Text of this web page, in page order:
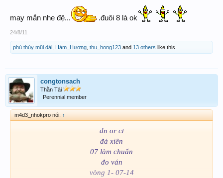
AB-XC : 188- 881 - 953- 518 - 359
Chúc ace big win
may mắn nhe đệ... .đuôi 8 là ok
24/8/11
phù thủy mũi dài Hàm_Hương thu_hong123 and 13 others like this.
congtonsach
Thần Tài
Perennial member
m4d3_nhokpro nói: ↑
đn or ct
đá xiên
07 làm chuẩn
đo ván
vòng 1- 07-14